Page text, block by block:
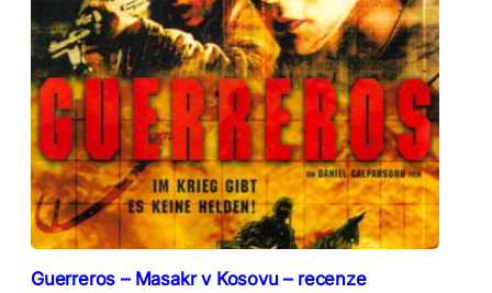
Guerreros – Masakr v Kosovu – recenze